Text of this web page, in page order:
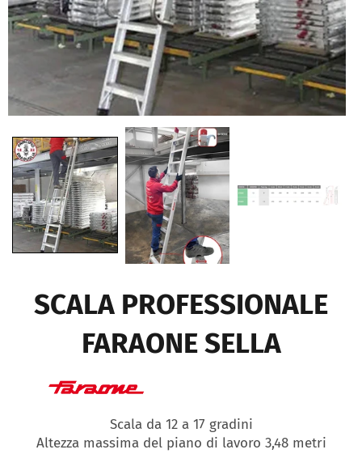
SCALA PROFESSIONALE
FARAONE SELLA
Scala da 12 a 17 gradini
Altezza massima del piano di lavoro 3,48 metri